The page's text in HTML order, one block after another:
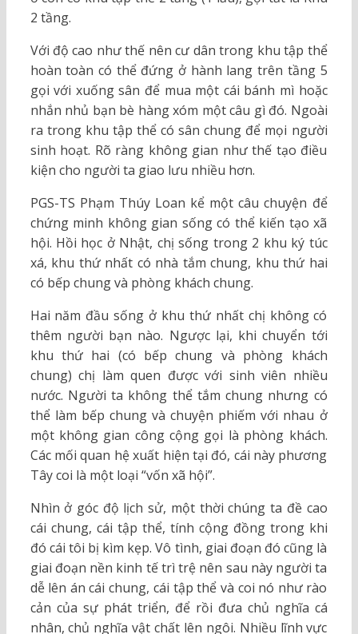
2 tầng.
Với độ cao như thế nên cư dân trong khu tập thể
hoàn toàn có thể đứng ở hành lang trên tầng 5
gọi với xuống sân để mua một cái bánh mì hoặc
nhắn nhủ bạn bè hàng xóm một câu gì đó. Ngoài
ra trong khu tập thể có sân chung để mọi người
sinh hoạt. Rõ ràng không gian như thế tạo điều
kiện cho người ta giao lưu nhiều hơn.
PGS-TS Phạm Thúy Loan kể một câu chuyện để
chứng minh không gian sống có thể kiến tạo xã
hội. Hồi học ở Nhật, chị sống trong 2 khu ký túc
xá, khu thứ nhất có nhà tắm chung, khu thứ hai
có bếp chung và phòng khách chung.
Hai năm đầu sống ở khu thứ nhất chị không có
thêm người bạn nào. Ngược lại, khi chuyển tới
khu thứ hai (có bếp chung và phòng khách
chung) chị làm quen được với sinh viên nhiều
nước. Người ta không thể tắm chung nhưng có
thể làm bếp chung và chuyện phiếm với nhau ở
một không gian công cộng gọi là phòng khách.
Các mối quan hệ xuất hiện tại đó, cái này phương
Tây coi là một loại “vốn xã hội”.
Nhìn ở góc độ lịch sử, một thời chúng ta đề cao
cái chung, cái tập thể, tính cộng đồng trong khi
đó cái tôi bị kìm kẹp. Vô tình, giai đoạn đó cũng là
giai đoạn nền kinh tế trì trệ nên sau này người ta
dễ lên án cái chung, cái tập thể và coi nó như rào
cản của sự phát triển, để rồi đưa chủ nghĩa cá
nhân, chủ nghĩa vật chất lên ngôi. Nhiều lĩnh vực